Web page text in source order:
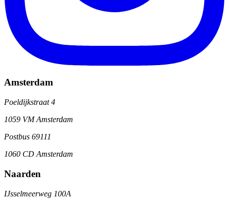
Amsterdam
Poeldijkstraat 4
1059 VM Amsterdam
Postbus 69111
1060 CD Amsterdam
Naarden
IJsselmeerweg 100A